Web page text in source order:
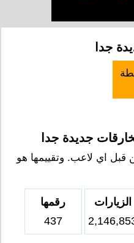
جدا
جديدة جدا
قبل اي لاعب. وتقييمها هو
الزيارات
رقمها
437